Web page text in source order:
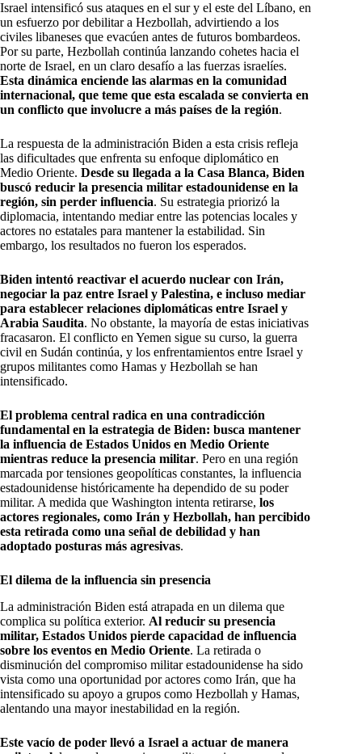
Israel intensificó sus ataques en el sur y el este del Líbano, en
un esfuerzo por debilitar a Hezbollah, advirtiendo a los
civiles libaneses que evacúen antes de futuros bombardeos.
Por su parte, Hezbollah continúa lanzando cohetes hacia el
norte de Israel, en un claro desafío a las fuerzas israelíes.
Esta dinámica enciende las alarmas en la comunidad
internacional, que teme que esta escalada se convierta en
un conflicto que involucre a más países de la región.
La respuesta de la administración Biden a esta crisis refleja
las dificultades que enfrenta su enfoque diplomático en
Medio Oriente. Desde su llegada a la Casa Blanca, Biden
buscó reducir la presencia militar estadounidense en la
región, sin perder influencia. Su estrategia priorizó la
diplomacia, intentando mediar entre las potencias locales y
actores no estatales para mantener la estabilidad. Sin
embargo, los resultados no fueron los esperados.
Biden intentó reactivar el acuerdo nuclear con Irán,
negociar la paz entre Israel y Palestina, e incluso mediar
para establecer relaciones diplomáticas entre Israel y
Arabia Saudita. No obstante, la mayoría de estas iniciativas
fracasaron. El conflicto en Yemen sigue su curso, la guerra
civil en Sudán continúa, y los enfrentamientos entre Israel y
grupos militantes como Hamas y Hezbollah se han
intensificado.
El problema central radica en una contradicción
fundamental en la estrategia de Biden: busca mantener
la influencia de Estados Unidos en Medio Oriente
mientras reduce la presencia militar. Pero en una región
marcada por tensiones geopolíticas constantes, la influencia
estadounidense históricamente ha dependido de su poder
militar. A medida que Washington intenta retirarse, los
actores regionales, como Irán y Hezbollah, han percibido
esta retirada como una señal de debilidad y han
adoptado posturas más agresivas.
El dilema de la influencia sin presencia
La administración Biden está atrapada en un dilema que
complica su política exterior. Al reducir su presencia
militar, Estados Unidos pierde capacidad de influencia
sobre los eventos en Medio Oriente. La retirada o
disminución del compromiso militar estadounidense ha sido
vista como una oportunidad por actores como Irán, que ha
intensificado su apoyo a grupos como Hezbollah y Hamas,
alentando una mayor inestabilidad en la región.
Este vacío de poder llevó a Israel a actuar de manera